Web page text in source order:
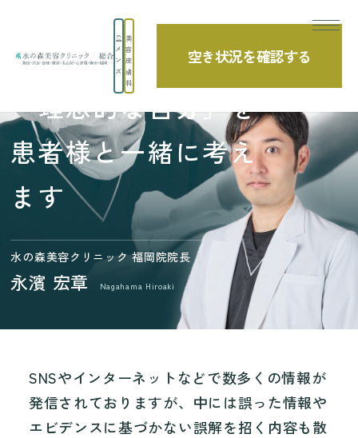
メ
ン
ズ
美
容
皮
膚
科
空き状況を確認する
TOP ドクター紹介 福岡院院長 永濱宏章
「理想的な自分」を
患者様と一緒に考え
ます
水の森美容クリニック 福岡院院長
永濱 宏章 Nagahama Hiroaki
SNSやインターネットなどで数多くの情報が
発信されておりますが、中には誤った情報や
エビデンスに基づかない誤解を招く内容も散